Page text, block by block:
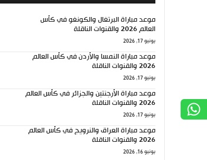
موعد مباراة البرتغال والكونغو في كأس
العالم 2026 والقنوات الناقلة
يونيو 17, 2026
موعد مباراة النمسا والأردن في كأس العالم
2026 والقنوات الناقلة
يونيو 17, 2026
موعد مباراة الأرجنتين والجزائر في كأس العالم
2026 والقنوات الناقلة
يونيو 17, 2026
موعد مباراة العراق والنرويج في كأس العالم
2026 والقنوات الناقلة
يونيو 16, 2026